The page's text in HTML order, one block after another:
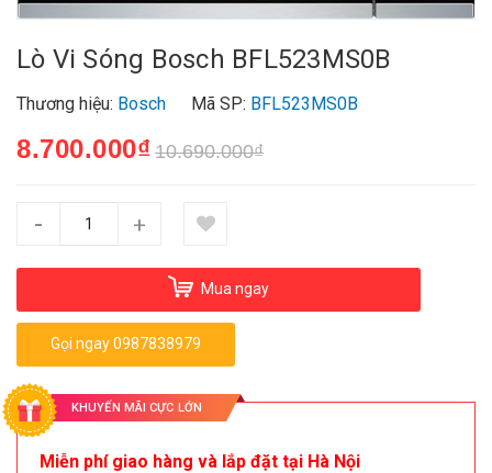
Lò Vi Sóng Bosch BFL523MS0B
Thương hiệu: Bosch Mã SP: BFL523MS0B
8.700.000₫ 10.690.000₫
- +
Mua ngay
Gọi ngay 0987838979
KHUYẾN MÃI CỰC LỚN
Miễn phí giao hàng và lắp đặt tại Hà Nội